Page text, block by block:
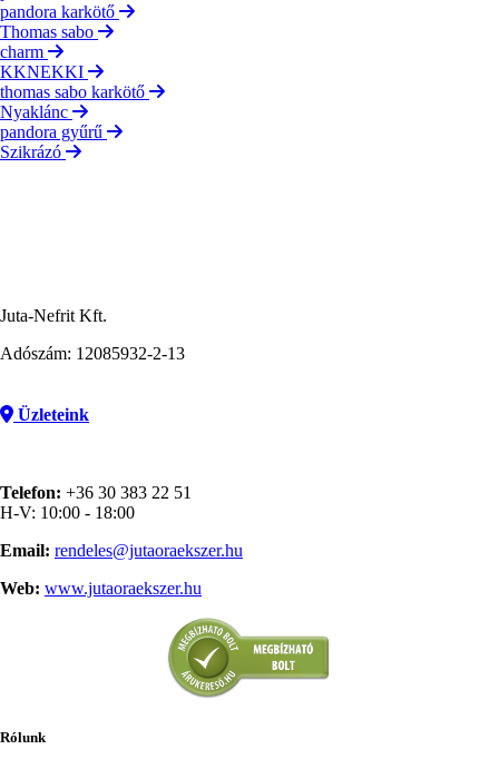
pandora karkötő
Thomas sabo
charm
KKNEKKI
thomas sabo karkötő
Nyaklánc
pandora gyűrű
Szikrázó
Juta-Nefrit Kft.
Adószám: 12085932-2-13
Üzleteink
Telefon: +36 30 383 22 51
H-V: 10:00 - 18:00
Email: rendeles@jutaoraekszer.hu
Web: www.jutaoraekszer.hu
Rólunk